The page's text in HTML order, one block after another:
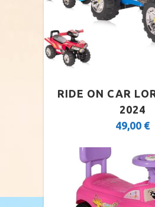
RIDE ON CAR
2024
49,00 €